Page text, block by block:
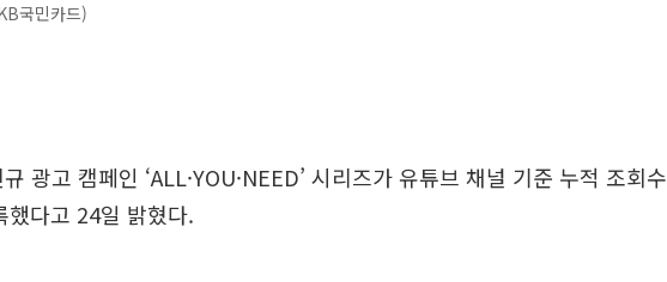
국민카드)
광고 캠페인 ‘ALL·YOU·NEED’ 시리즈가 유튜브 채널 기준 누적 조회수
다고 24일 밝혔다.